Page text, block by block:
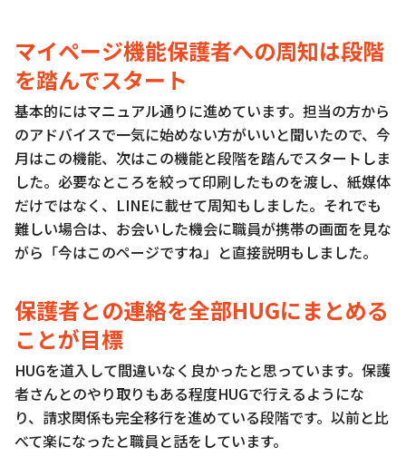
マイページ機能保護者への周知は段階
を踏んでスタート
基本的にはマニュアル通りに進めています。担当の方から
のアドバイスで一気に始めない方がいいと聞いたので、今
月はこの機能、次はこの機能と段階を踏んでスタートしま
した。必要なところを絞って印刷したものを渡し、紙媒体
だけではなく、LINEに載せて周知もしました。それでも
難しい場合は、お会いした機会に職員が携帯の画面を見な
がら「今はこのページですね」と直接説明もしました。
保護者との連絡を全部HUGにまとめる
ことが目標
HUGを道入して間違いなく良かったと思っています。保護
者さんとのやり取りもある程度HUGで行えるようにな
り、請求関係も完全移行を進めている段階です。以前と比
べて楽になったと職員と話をしています。